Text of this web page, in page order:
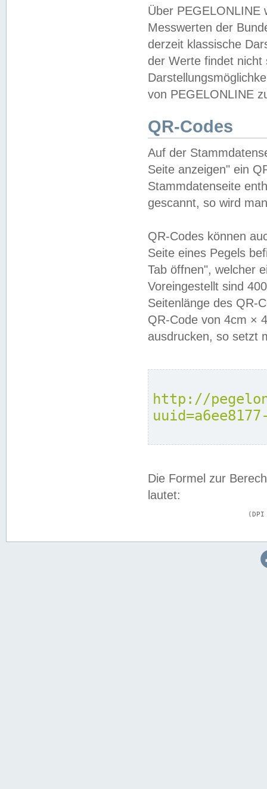
Über PEGELONLINE
Messwerten der
derzeit klassische
der Werte findet
von PEGELONLINE
QR-Codes
Auf der
Seite anzeigen" ein
Stammdatenseite
gescannt, so wird
QR-Codes können
Seite eines Pegels
Tab öffnen", welcher
Voreingestellt sind
Seitenlänge des QR-
QR-Code von 4cm ×
ausdrucken, so setzt
http://
Die Formel zur
lautet: